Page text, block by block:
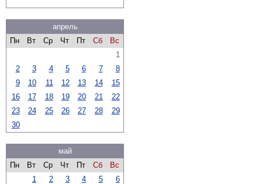
апрель
Пн
Вт Ср Чт Пт Сб
Вс
1
2
3 4 5 6 7
8
9
10 11 12 13 14
15
16
17 18 19 20 21
22
23
24 25 26 27 28
29
30
май
Пн
Вт Ср Чт Пт Сб
Вс
1
2 3 4 5
6